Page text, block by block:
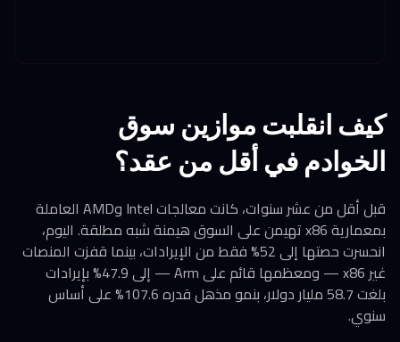
كيف انقلبت موازين سوق
الخوادم في أقل من عقد؟
قبل أقل من عشر سنوات، كانت معالجات Intel وAMD العاملة
بمعمارية x86 تهيمن على السوق هيمنة شبه مطلقة. اليوم،
انحسرت حصتها إلى 52% فقط من الإيرادات، بينما قفزت المنصات
غير x86 — ومعظمها قائم على Arm — إلى 47.9% بإيرادات
بلغت 58.7 مليار دولار، بنمو مذهل قدره 107.6% على أساس
سنوي.